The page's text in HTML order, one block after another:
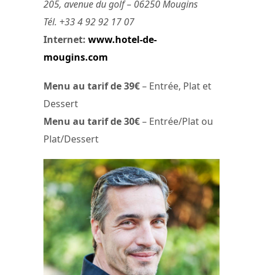
205, avenue du golf – 06250 Mougins
Tél. +33 4 92 92 17 07
Internet: www.hotel-de-
mougins.com
Menu au tarif de 39€– Entrée, Plat et
Dessert
Menu au tarif de 30€– Entrée/Plat ou
Plat/Dessert